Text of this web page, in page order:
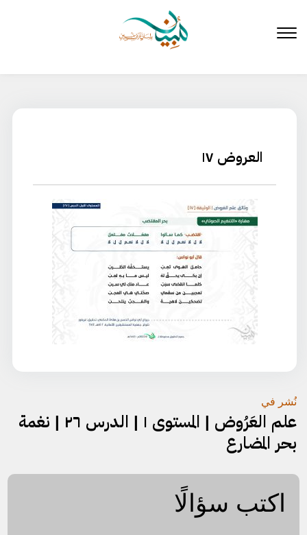
المحتوى
العروض ١٧
تصفّح
المقالات
نُشر في
علم العَرُوض | المستوى ١ | الدرس ٢٦ | نغمة
بحر المضارع
اكتب سؤالًا